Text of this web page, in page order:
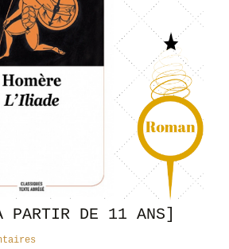
DE 11 ANS]